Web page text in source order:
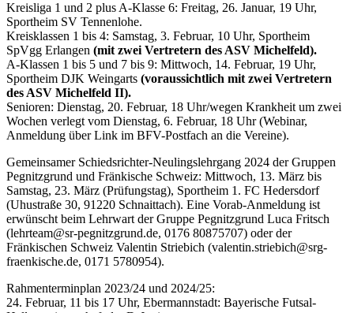
Kreisliga 1 und 2 plus A-Klasse 6: Freitag, 26. Januar, 19 Uhr,
Sportheim SV Tennenlohe.
Kreisklassen 1 bis 4: Samstag, 3. Februar, 10 Uhr, Sportheim
SpVgg Erlangen (mit zwei Vertretern des ASV Michelfeld).
A-Klassen 1 bis 5 und 7 bis 9: Mittwoch, 14. Februar, 19 Uhr,
Sportheim DJK Weingarts (voraussichtlich mit zwei Vertretern
des ASV Michelfeld II).
Senioren: Dienstag, 20. Februar, 18 Uhr/wegen Krankheit um zwei
Wochen verlegt vom Dienstag, 6. Februar, 18 Uhr (Webinar,
Anmeldung über Link im BFV-Postfach an die Vereine).
Gemeinsamer Schiedsrichter-Neulingslehrgang 2024 der Gruppen
Pegnitzgrund und Fränkische Schweiz: Mittwoch, 13. März bis
Samstag, 23. März (Prüfungstag), Sportheim 1. FC Hedersdorf
(Uhustraße 30, 91220 Schnaittach). Eine Vorab-Anmeldung ist
erwünscht beim Lehrwart der Gruppe Pegnitzgrund Luca Fritsch
(lehrteam@sr-pegnitzgrund.de, 0176 80875707) oder der
Fränkischen Schweiz Valentin Striebich (valentin.striebich@srg-
fraenkische.de, 0171 5780954).
Rahmenterminplan 2023/24 und 2024/25:
24. Februar, 11 bis 17 Uhr, Ebermannstadt: Bayerische Futsal-